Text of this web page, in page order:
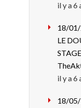
il y a 6
18/01/
LE
il y a 6
18/05/